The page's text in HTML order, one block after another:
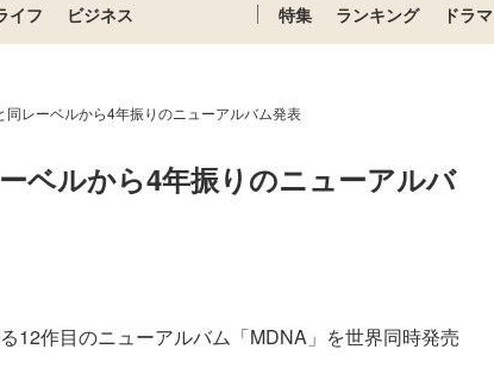
イフ ビジネス 特集 ランキング ドラマ
同レーベルから4年振りのニューアルバム発表
ベルから4年振りのニューアルバ
12作目のニューアルバム「MDNA」を世界同時発売